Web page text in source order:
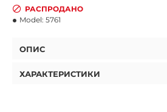
РАСПРОДАНО
Model: 5761
ОПИС
ХАРАКТЕРИСТИКИ